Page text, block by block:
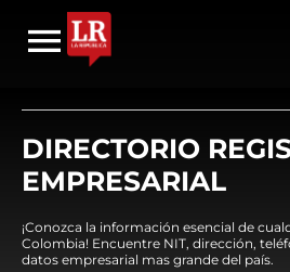
DIRECTORIO
EMPRESARIAL
¡Conozca la información esencial de
Colombia! Encuentre NIT, dirección,
datos empresarial mas grande del país.